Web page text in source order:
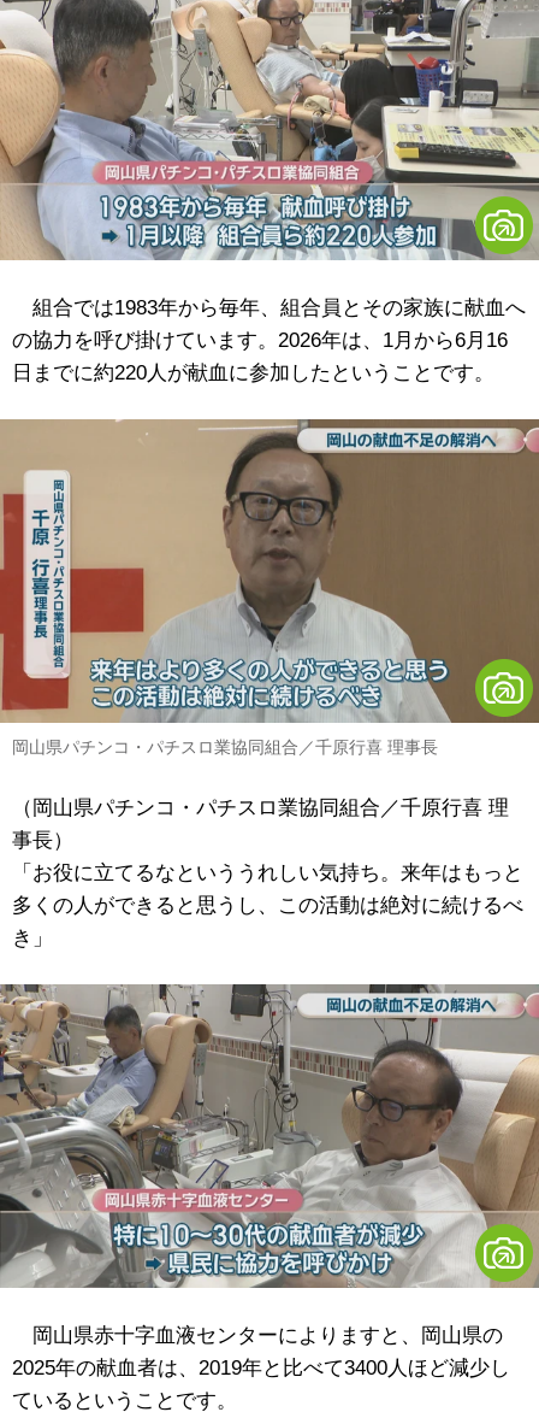
組合では1983年から毎年、組合員とその家族に献血へ
の協力を呼び掛けています。2026年は、1月から6月16
日までに約220人が献血に参加したということです。
岡山県パチンコ・パチスロ業協同組合／千原行喜 理事長
（岡山県パチンコ・パチスロ業協同組合／千原行喜 理
事長）
「お役に立てるなといううれしい気持ち。来年はもっと
多くの人ができると思うし、この活動は絶対に続けるべ
き」
岡山県赤十字血液センターによりますと、岡山県の
2025年の献血者は、2019年と比べて3400人ほど減少し
ているということです。